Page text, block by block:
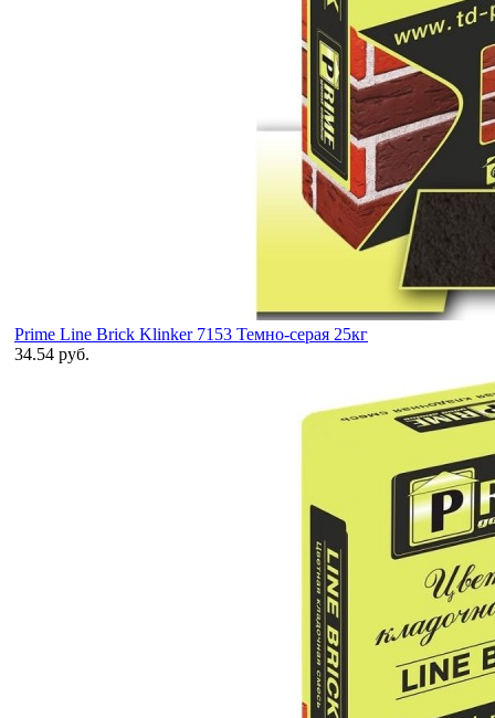
Prime Line Brick Klinker 7153 Темно-серая 25кг
34.54 руб.